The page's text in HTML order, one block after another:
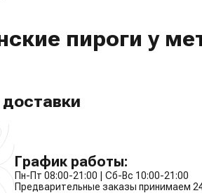
пироги у
График работы:
Пн-Пт 08:00-21:00 | Сб-Вс 10:00-21:00
Предварительные заказы принимаем